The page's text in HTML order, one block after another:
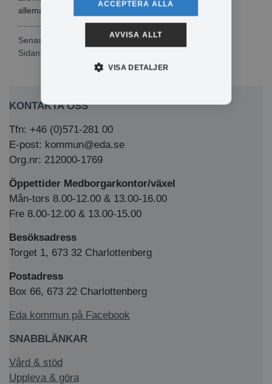
allemansrätten finns.
Senast publicerad: 2022-01-14
Sidansvarig:
KONTAKTA OSS
Tfn: +46 (0)571-281 00
E-post: kommun@eda.se
Org.nr: 212000-1769
Öppettider Medborgarkontor/växel
Mån-tors 8.00-12.00 & 13.00-16.00
Fre 8.00-12.00 & 13.00-15.00
Besöksadress
Torget 1, 673 32 Charlottenberg
Postadress
Box 66, 673 22 Charlottenberg
Eda kommun på Facebook
SNABBLÄNKAR
Vård & stöd
Uppleva & göra
ACCEPTERA ALLA
AVVISA ALLT
VISA DETALJER